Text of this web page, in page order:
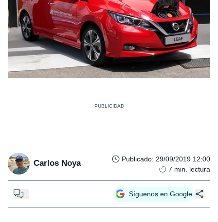
Carlos Noya Publicado: 29/09/2019 12:00
7 min. lectura
Síguenos en Google